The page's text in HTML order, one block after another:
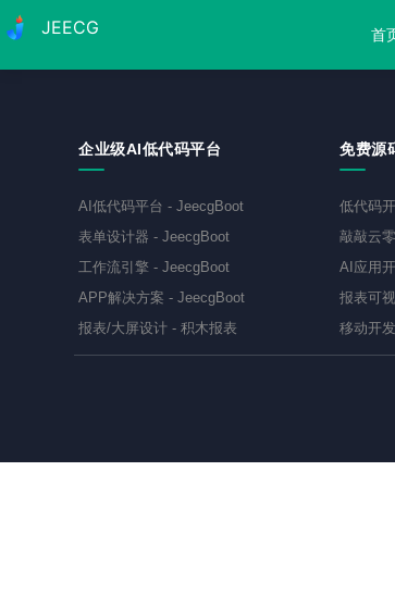
JEECG 首
企业级AI低代码平台
AI低代码平台 - JeecgBoot
表单设计器 - JeecgBoot
工作流引擎 - JeecgBoot
APP解决方案 - JeecgBoot
报表/大屏设计 - 积木报表
免费源
低代码
敲敲云
AI应用
报表可
移动开